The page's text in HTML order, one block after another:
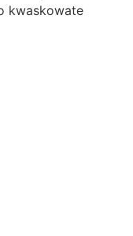
kwaskowate